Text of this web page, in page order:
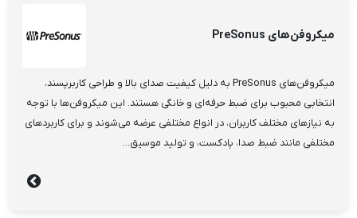
میکروفن‌های PreSonus
میکروفن‌های PreSonus به دلیل کیفیت صدای بالا و طراحی کاربرپسند،
انتخابی محبوب برای ضبط حرفه‌ای و خانگی هستند. این میکروفن‌ها با توجه
به نیازهای مختلف کاربران، در انواع مختلفی عرضه می‌شوند و برای کاربردهای
مختلفی مانند ضبط صدا، پادکست، و تولید موسیق...